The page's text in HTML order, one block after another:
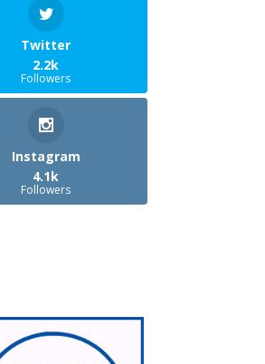
Twitter
2.2k
Followers
Instagram
4.1k
Followers